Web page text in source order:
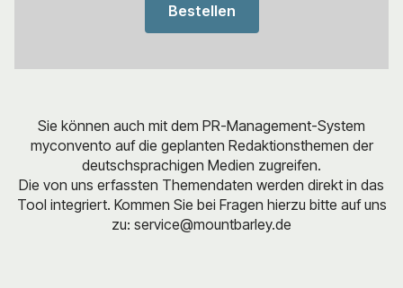
Bestellen
Sie können auch mit dem PR-Management-System
myconvento auf die geplanten Redaktionsthemen der
deutschsprachigen Medien zugreifen.
Die von uns erfassten Themendaten werden direkt in das
Tool integriert. Kommen Sie bei Fragen hierzu bitte auf uns
zu: service@mountbarley.de